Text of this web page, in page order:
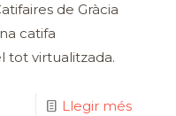
de Gràcia
catifa
tot virtualitzada.
Llegir més